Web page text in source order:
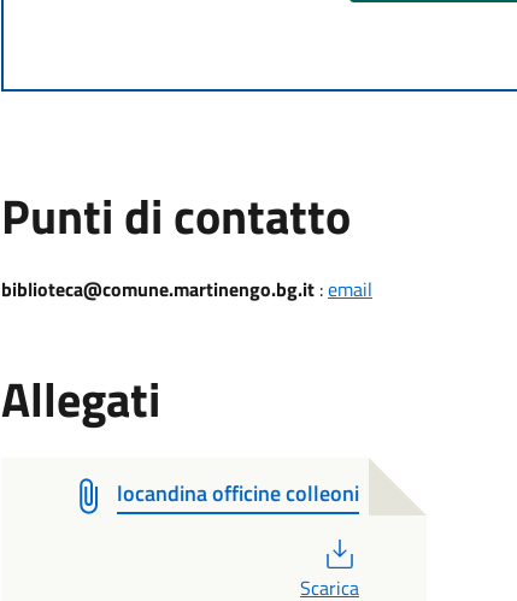
Punti di contatto
biblioteca@comune.martinengo.bg.it:email
Allegati
locandina officine colleoni
Scarica